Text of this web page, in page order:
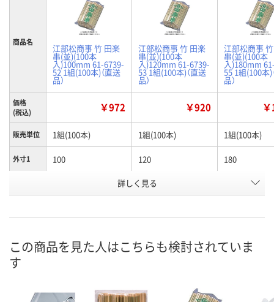
商品名
江部松商事 竹 田楽
串(並)(100本
入)100mm 61-6739-
52 1組(100本)（直送
品）
江部松商事 竹 田楽
串(並)(100本
入)120mm 61-6739-
53 1組(100本)（直送
品）
江部松商事
串(並)(100本
入)180mm
55 1組(100本)
品）
価格
(税込)
￥972 ￥920
販売単位 1組(100本) 1組(100本) 1組(100本)
外寸1 100 120 180
AW85861 AW85863
カゴへ カゴへ カ
詳しく見る
この商品を見た人はこちらも検討されていま
す